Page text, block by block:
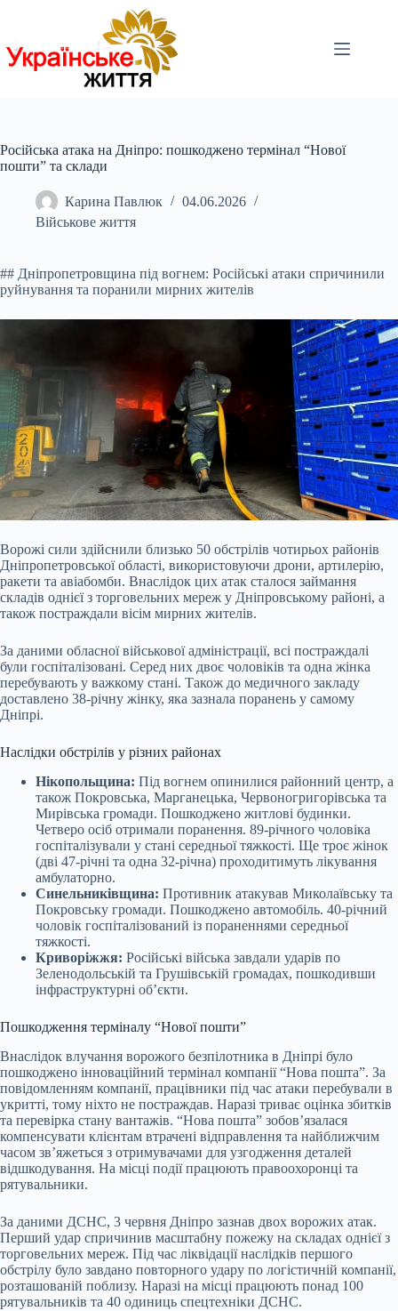
Російська атака на Дніпро: пошкоджено термінал “Нової
пошти” та склади
Карина Павлюк
04.06.2026
Військове життя
## Дніпропетровщина під вогнем: Російські атаки спричинили
руйнування та поранили мирних жителів
Ворожі сили здійснили близько 50 обстрілів чотирьох районів
Дніпропетровської області, використовуючи дрони, артилерію,
ракети та авіабомби. Внаслідок цих атак сталося займання
складів однієї з торговельних мереж у Дніпровському районі, а
також постраждали вісім мирних жителів.
За даними обласної військової адміністрації, всі постраждалі
були госпіталізовані. Серед них двоє чоловіків та одна жінка
перебувають у важкому стані. Також до медичного закладу
доставлено 38-річну жінку, яка зазнала поранень у самому
Дніпрі.
Наслідки обстрілів у різних районах
Нікопольщина: Під вогнем опинилися районний центр, а
також Покровська, Марганецька, Червоногригорівська та
Мирівська громади. Пошкоджено житлові будинки.
Четверо осіб отримали поранення. 89-річного чоловіка
госпіталізували у стані середньої тяжкості. Ще троє жінок
(дві 47-річні та одна 32-річна) проходитимуть лікування
амбулаторно.
Синельниківщина: Противник атакував Миколаївську та
Покровську громади. Пошкоджено автомобіль. 40-річний
чоловік госпіталізований із пораненнями середньої
тяжкості.
Криворіжжя: Російські війська завдали ударів по
Зеленодольській та Грушівській громадах, пошкодивши
інфраструктурні об’єкти.
Пошкодження терміналу “Нової пошти”
Внаслідок влучання ворожого безпілотника в Дніпрі було
пошкоджено інноваційний термінал компанії “Нова пошта”. За
повідомленням компанії, працівники під час атаки перебували в
укритті, тому ніхто не постраждав. Наразі триває оцінка збитків
та перевірка стану вантажів. “Нова пошта” зобов’язалася
компенсувати клієнтам втрачені відправлення та найближчим
часом зв’яжеться з отримувачами для узгодження деталей
відшкодування. На місці події працюють правоохоронці та
рятувальники.
За даними ДСНС, 3 червня Дніпро зазнав двох ворожих атак.
Перший удар спричинив масштабну пожежу на складах однієї з
торговельних мереж. Під час ліквідації наслідків першого
обстрілу було завдано повторного удару по логістичній компанії,
розташованій поблизу. Наразі на місці працюють понад 100
рятувальників та 40 одиниць спецтехніки ДСНС.